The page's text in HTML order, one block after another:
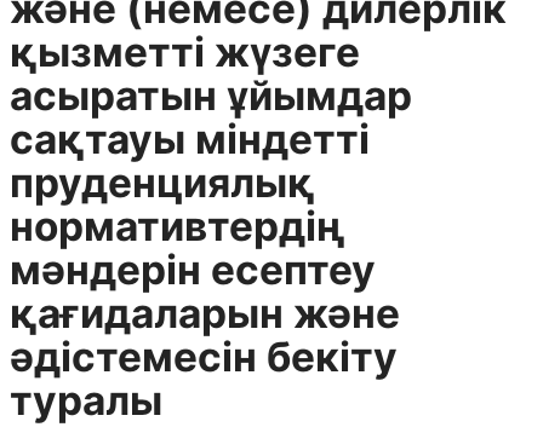
қызметті жүзеге
асыратын ұйымдар
сақтауы міндетті
пруденциялық
нормативтердің
мәндерін есептеу
қағидаларын және
әдістемесін бекіту
туралы